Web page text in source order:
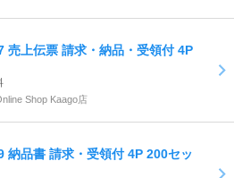
売上伝票 請求・納品・受領付 4P
Shop Kaago店
納品書 請求・受領付 4P 200セッ